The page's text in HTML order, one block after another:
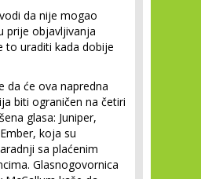
da nije mogao
prije objavljivanja
to uraditi kada dobije
da će ova napredna
biti ograničen na četiri
glasa: Juniper,
koja su
sa plaćenim
Glasnogovornica